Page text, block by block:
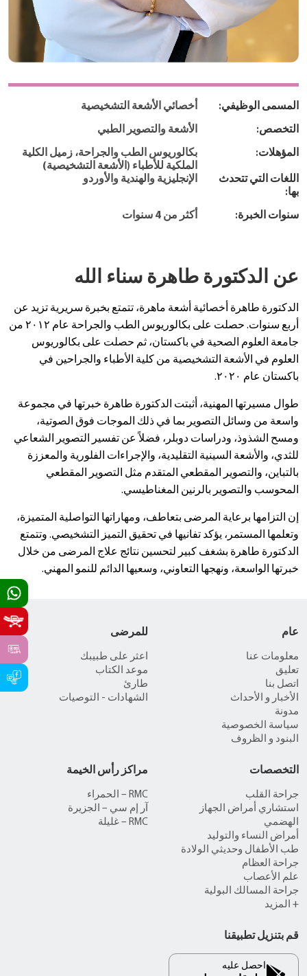
المسمى الوظيفي: أخصائي الأشعة التشخيصية
التخصص: الأشعة والتصوير الطبي
المؤهلات:
بكالوريوس الطب والجراحة، زميل الكلية
الملكية للأطباء (الأشعة التشخيصية)
اللغات التي تتحدث
بها:
الإنجليزية والهندية والأوردو
سنوات الخبرة: أكثر من 4 سنوات
عن الدكتورة طاهرة سناء الله
الدكتورة طاهرة أخصائية أشعة ماهرة، تتمتع بخبرة سريرية تزيد عن
أربع سنوات. حصلت على بكالوريوس الطب والجراحة عام ٢٠١٢ من
جامعة العلوم الصحية في باكستان، ثم حصلت على بكالوريوس
العلوم في الأشعة التشخيصية من كلية الأطباء والجراحين في
باكستان عام ٢٠٢٠.
طوال مسيرتها المهنية، أثبتت الدكتورة طاهرة خبرتها في مجموعة
واسعة من وسائل التصوير بما في ذلك الموجات فوق الصوتية،
ومسح الشذوذ، ودراسات دوبلر، فضلاً عن تفسير التصوير الشعاعي
للثدي، والأشعة السينية التقليدية، والإجراءات الفلورية والمعززة
بالتباين، والتصوير المقطعي المتقدم مثل التصوير المقطعي
المحوسب والتصوير بالرنين المغناطيسي.
إن التزامها برعاية المرضى بتعاطف، ومهاراتها التواصلية المتميزة،
وتعلمها المستمر، يؤكد تفانيها في تحقيق التميز التشخيصي. وتتمتع
الدكتورة طاهرة بشغف كبير لتحسين نتائج علاج المرضى من خلال
خبرتها الواسعة، ونهجها التعاوني، وسعيها الدائم للنمو المهني.
عام
معلومات عنا
تعليق
اتصل بنا
الأخبار و الأحداث
مدونة
سياسة الخصوصية
البنود و الظروف
للمرضى
اعثر على طبيبك
موعد الكتاب
طارئ
الشهادات - التوصيات
التخصصات
جراحة القلب
استشاري أمراض الجهاز
الهضمي
أمراض النساء والتوليد
طب الأطفال وحديثي الولادة
جراحة العظام
علم الأعصاب
جراحة المسالك البولية
+ المزيد
مراكز رأس الخيمة
RMC – الحمراء
آر إم سي – الجزيرة
RMC – غليلة
قم بتنزيل تطبيقنا
احصل عليه